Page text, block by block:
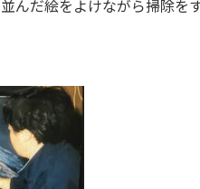
んだ絵をよけながら掃除を